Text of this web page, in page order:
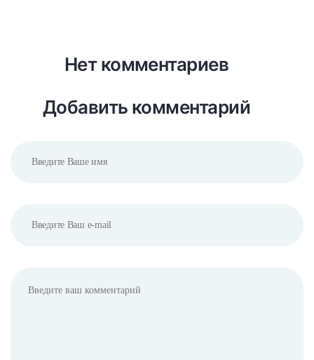
Нет комментариев
Добавить комментарий